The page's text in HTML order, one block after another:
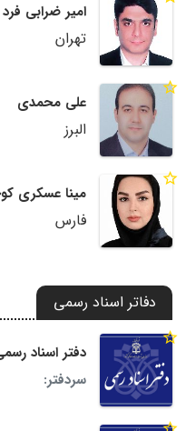
امیر ضرابی فرد
تهران
علی محمدی
البرز
مینا عسکری
فارس
دفاتر اسناد رسمی
دفتر اسناد رسمی 468
سردفتر: